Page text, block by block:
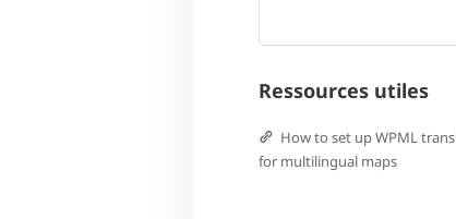
Ressources utiles
How to set up WPML
for multilingual maps